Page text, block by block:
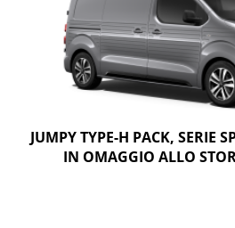
JUMPY TYPE-H PACK, SERIE
IN OMAGGIO ALLO